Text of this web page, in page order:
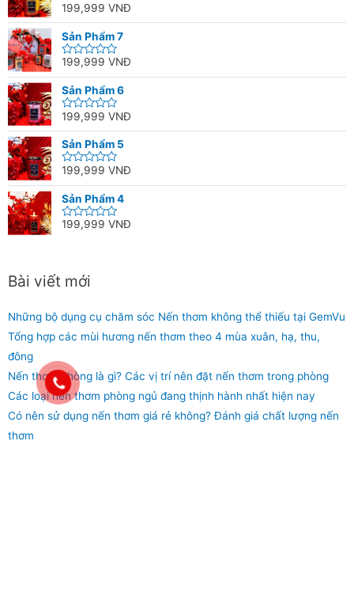
Rated
0
out
of
5
199,999 VNĐ
Sản Phẩm 7
Rated
0
out
of
5
199,999 VNĐ
Sản Phẩm 6
Rated
0
out
of
5
199,999 VNĐ
Sản Phẩm 5
Rated
0
out
of
5
199,999 VNĐ
Sản Phẩm 4
Rated
199,999 VNĐ
Bài viết mới
Những bộ dụng cụ chăm sóc Nến thơm không thể thiếu tại GemVu
Tổng hợp các mùi hương nến thơm theo 4 mùa xuân, hạ, thu,
đông
Nến thơm phòng là gì? Các vị trí nên đặt nến thơm trong phòng
Các loại nến thơm phòng ngủ đang thịnh hành nhất hiện nay
Có nên sử dụng nến thơm giá rẻ không? Đánh giá chất lượng nến
thơm